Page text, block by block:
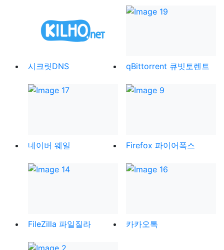
시크릿DNS qBittorrent 큐빗토렌트
네이버 웨일 Firefox 파이어폭스
FileZilla 파일질라 카카오톡